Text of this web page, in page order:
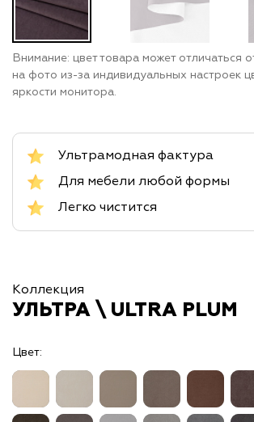
Внимание: цвет товара может отличаться
на фото из-за индивидуальных настроек
яркости монитора.
Ультрамодная фактура
Для мебели любой формы
Легко чистится
Коллекция
УЛЬТРА \ ULTRA PLUM
Цвет: